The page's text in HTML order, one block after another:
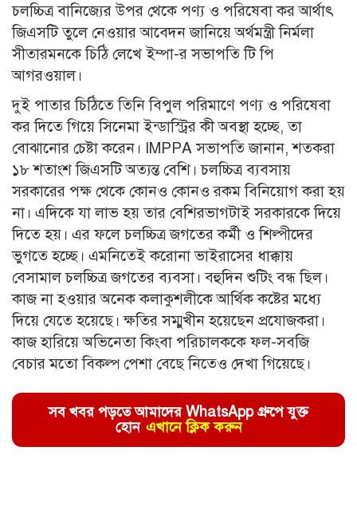
চলচ্চিত্র বানিজ্যের উপর থেকে পণ্য ও পরিষেবা কর আর্থাৎ
জিএসটি তুলে নেওয়ার আবেদন জানিয়ে অর্থমন্ত্রী নির্মলা
সীতারমনকে চিঠি লেখে ইম্পা-র সভাপতি টি পি
আগরওয়াল।
দুই পাতার চিঠিতে তিনি বিপুল পরিমাণে পণ্য ও পরিষেবা
কর দিতে গিয়ে সিনেমা ইন্ডাস্ট্রির কী অবস্থা হচ্ছে, তা
বোঝানোর চেষ্টা করেন। IMPPA সভাপতি জানান, শতকরা
১৮ শতাংশ জিএসটি অত্যন্ত বেশি। চলচ্চিত্র ব্যবসায়
সরকারের পক্ষ থেকে কোনও কোনও রকম বিনিয়োগ করা হয়
না। এদিকে যা লাভ হয় তার বেশিরভাগটাই সরকারকে দিয়ে
দিতে হয়। এর ফলে চলচ্চিত্র জগতের কর্মী ও শিল্পীদের
ভুগতে হচ্ছে। এমনিতেই করোনা ভাইরাসের ধাক্কায়
বেসামাল চলচ্চিত্র জগতের ব্যবসা। বহুদিন শুটিং বন্ধ ছিল।
কাজ না হওয়ার অনেক কলাকুশলীকে আর্থিক কষ্টের মধ্যে
দিয়ে যেতে হয়েছে। ক্ষতির সম্মুখীন হয়েছেন প্রযোজকরা।
কাজ হারিয়ে অভিনেতা কিংবা পরিচালককে ফল-সবজি
বেচার মতো বিকল্প পেশা বেছে নিতেও দেখা গিয়েছে।
সব খবর পড়তে আমাদের WhatsApp গ্রুপে যুক্ত
হোন এখানে ক্লিক করুন